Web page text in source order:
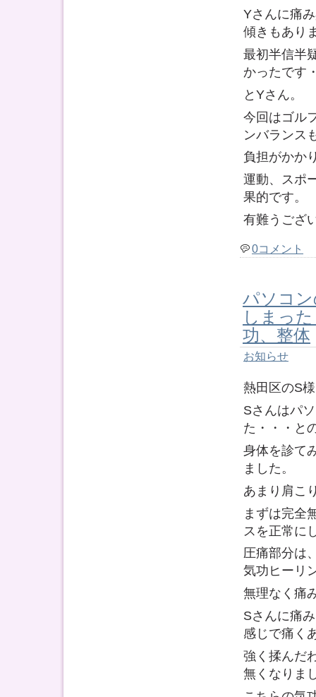
Yさんに痛
傾きもあり
最初半信半
かったです
とYさん。
今回はゴル
ンバランス
負担がかか
運動、スポ
果的です。
有難うござ
0コメント
パソコ
しまっ
功、整体
お知らせ
熱田区のS
Sさんはパ
た・・・と
身体を診て
ました。
あまり肩こ
まずは完全
スを正常に
圧痛部分は
気功ヒーリ
無理なく痛
Sさんに痛
感じで痛く
強く揉んだ
無くなりま